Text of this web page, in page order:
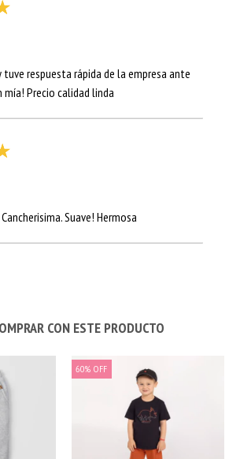
respuesta rápida de la empresa ante
mía! Precio calidad linda
Suave! Hermosa
CON ESTE PRODUCTO
60% OFF